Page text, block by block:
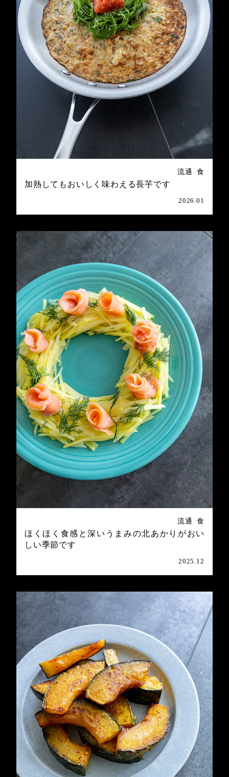
流通 食
加熱してもおいしく味わえる長芋です
2026.01
流通 食
ほくほく食感と深いうまみの北あかりがおい
しい季節です
2025.12